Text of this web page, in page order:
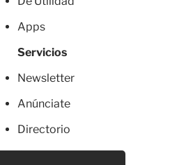
Apps
Servicios
Newsletter
Anúnciate
Directorio